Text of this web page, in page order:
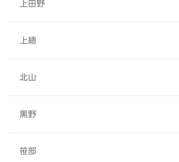
上田野
上總
北山
黒野
笹部